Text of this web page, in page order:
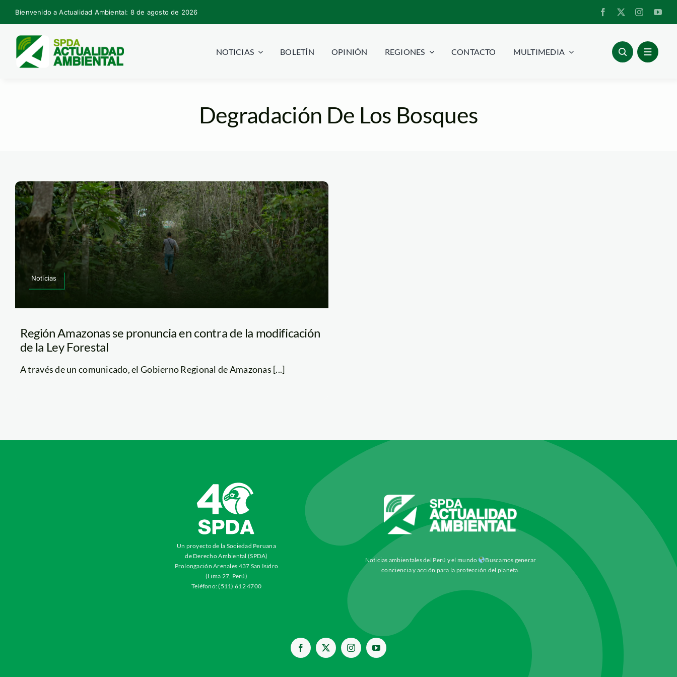
Skip
to
content
Bienvenido a Actualidad Ambiental: 8 de agosto de 2026
NOTICIAS BOLETÍN OPINIÓN REGIONES CONTACTO MULTIMEDIA
Degradación De Los Bosques
Noticias
Región Amazonas se pronuncia en contra de la modificación
de la Ley Forestal
A través de un comunicado, el Gobierno Regional de Amazonas [...]
Un proyecto de la Sociedad Peruana
de Derecho Ambiental (SPDA)
Prolongación Arenales 437 San Isidro
(Lima 27, Perú)
Teléfono: (511) 612 4700
Noticias ambientales del Perú y el mundo
Buscamos generar
conciencia y acción para la protección del planeta.